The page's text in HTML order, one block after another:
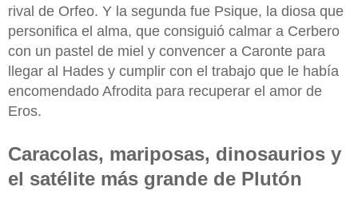
rival de Orfeo. Y la segunda fue Psique, la diosa que
personifica el alma, que consiguió calmar a Cerbero
con un pastel de miel y convencer a Caronte para
llegar al Hades y cumplir con el trabajo que le había
encomendado Afrodita para recuperar el amor de
Eros.
Caracolas, mariposas, dinosaurios y
el satélite más grande de Plutón